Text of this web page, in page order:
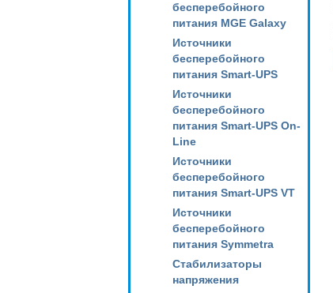
бесперебойного
питания MGE Galaxy
Источники
бесперебойного
питания Smart-UPS
Источники
бесперебойного
питания Smart-UPS On-
Line
Источники
бесперебойного
питания Smart-UPS VT
Источники
бесперебойного
питания Symmetra
Стабилизаторы
напряжения